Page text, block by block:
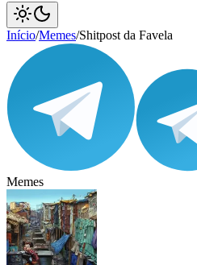
Início/Memes/Shitpost da Favela
Memes